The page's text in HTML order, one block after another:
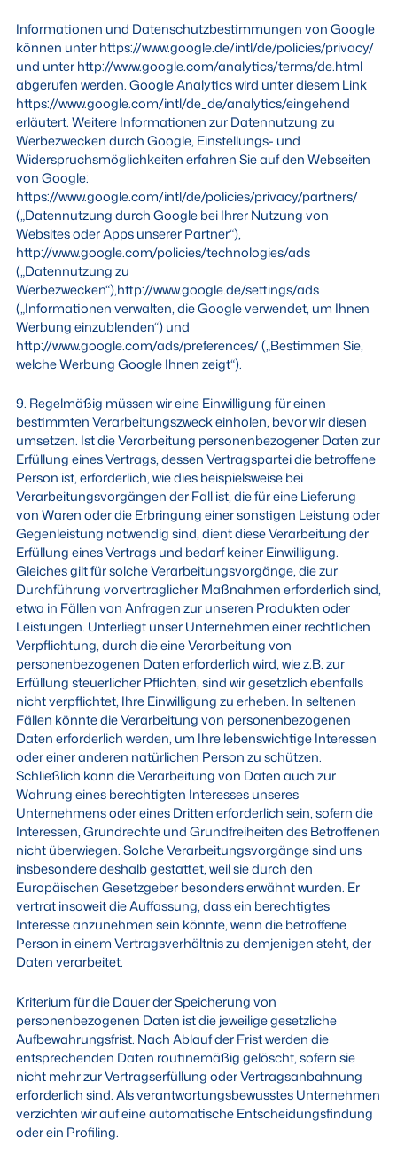
Informationen und Datenschutzbestimmungen von Google
können unter https://www.google.de/intl/de/policies/privacy/
und unter http://www.google.com/analytics/terms/de.html
abgerufen werden. Google Analytics wird unter diesem Link
https://www.google.com/intl/de_de/analytics/eingehend
erläutert. Weitere Informationen zur Datennutzung zu
Werbezwecken durch Google, Einstellungs- und
Widerspruchsmöglichkeiten erfahren Sie auf den Webseiten
von Google:
https://www.google.com/intl/de/policies/privacy/partners/
(„Datennutzung durch Google bei Ihrer Nutzung von
Websites oder Apps unserer Partner“),
http://www.google.com/policies/technologies/ads
(„Datennutzung zu
Werbezwecken“),http://www.google.de/settings/ads
(„Informationen verwalten, die Google verwendet, um Ihnen
Werbung einzublenden“) und
http://www.google.com/ads/preferences/ („Bestimmen Sie,
welche Werbung Google Ihnen zeigt“).
9. Regelmäßig müssen wir eine Einwilligung für einen
bestimmten Verarbeitungszweck einholen, bevor wir diesen
umsetzen. Ist die Verarbeitung personenbezogener Daten zur
Erfüllung eines Vertrags, dessen Vertragspartei die betroffene
Person ist, erforderlich, wie dies beispielsweise bei
Verarbeitungsvorgängen der Fall ist, die für eine Lieferung
von Waren oder die Erbringung einer sonstigen Leistung oder
Gegenleistung notwendig sind, dient diese Verarbeitung der
Erfüllung eines Vertrags und bedarf keiner Einwilligung.
Gleiches gilt für solche Verarbeitungsvorgänge, die zur
Durchführung vorvertraglicher Maßnahmen erforderlich sind,
etwa in Fällen von Anfragen zur unseren Produkten oder
Leistungen. Unterliegt unser Unternehmen einer rechtlichen
Verpflichtung, durch die eine Verarbeitung von
personenbezogenen Daten erforderlich wird, wie z.B. zur
Erfüllung steuerlicher Pflichten, sind wir gesetzlich ebenfalls
nicht verpflichtet, Ihre Einwilligung zu erheben. In seltenen
Fällen könnte die Verarbeitung von personenbezogenen
Daten erforderlich werden, um Ihre lebenswichtige Interessen
oder einer anderen natürlichen Person zu schützen.
Schließlich kann die Verarbeitung von Daten auch zur
Wahrung eines berechtigten Interesses unseres
Unternehmens oder eines Dritten erforderlich sein, sofern die
Interessen, Grundrechte und Grundfreiheiten des Betroffenen
nicht überwiegen. Solche Verarbeitungsvorgänge sind uns
insbesondere deshalb gestattet, weil sie durch den
Europäischen Gesetzgeber besonders erwähnt wurden. Er
vertrat insoweit die Auffassung, dass ein berechtigtes
Interesse anzunehmen sein könnte, wenn die betroffene
Person in einem Vertragsverhältnis zu demjenigen steht, der
Daten verarbeitet.
Kriterium für die Dauer der Speicherung von
personenbezogenen Daten ist die jeweilige gesetzliche
Aufbewahrungsfrist. Nach Ablauf der Frist werden die
entsprechenden Daten routinemäßig gelöscht, sofern sie
nicht mehr zur Vertragserfüllung oder Vertragsanbahnung
erforderlich sind. Als verantwortungsbewusstes Unternehmen
verzichten wir auf eine automatische Entscheidungsfindung
oder ein Profiling.